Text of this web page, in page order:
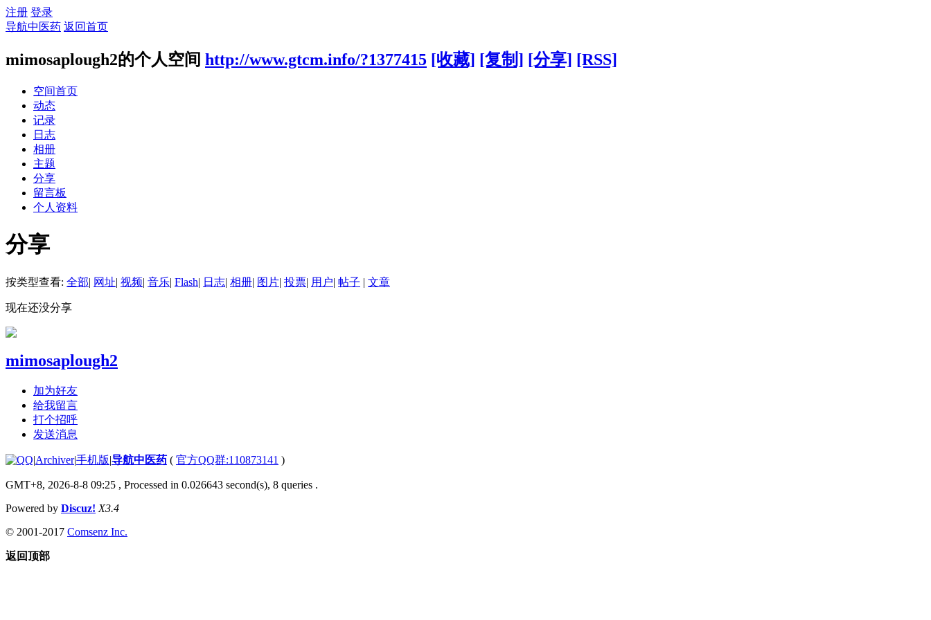
注册 登录
导航中医药 返回首页
mimosaplough2的个人空间 http://www.gtcm.info/?1377415 [收藏] [复制] [分享] [RSS]
空间首页
动态
记录
日志
相册
主题
分享
留言板
个人资料
分享
按类型查看: 全部| 网址| 视频| 音乐| Flash| 日志| 相册| 图片| 投票| 用户| 帖子 | 文章
现在还没分享
mimosaplough2
加为好友
给我留言
打个招呼
发送消息
|Archiver|手机版|导航中医药 ( 官方QQ群:110873141 )
GMT+8, 2026-8-8 09:25 , Processed in 0.026643 second(s), 8 queries .
Powered by Discuz! X3.4
© 2001-2017 Comsenz Inc.
返回顶部